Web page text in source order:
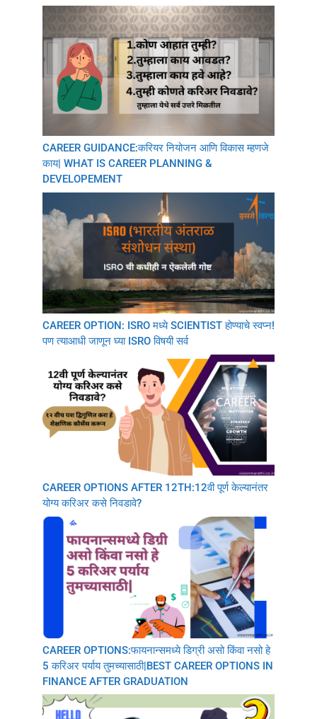
CAREER GUIDANCE:करियर नियोजन आणि विकास म्हणजे
काय| WHAT IS CAREER PLANNING &
DEVELOPEMENT
CAREER OPTION: ISRO मध्ये SCIENTIST होण्याचे स्वप्न!
पण त्याआधी जाणून घ्या ISRO विषयी सर्व
CAREER OPTIONS AFTER 12TH:12वी पूर्ण केल्यानंतर
योग्य करिअर कसे निवडावे?
CAREER OPTIONS:फायनान्समध्ये डिग्री असो किंवा नसो हे
5 करिअर पर्याय तुमच्यासाठी|BEST CAREER OPTIONS IN
FINANCE AFTER GRADUATION